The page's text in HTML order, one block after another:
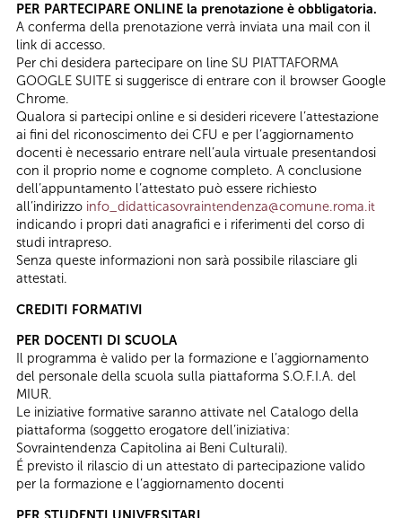
PER PARTECIPARE ONLINE la prenotazione è obbligatoria.
A conferma della prenotazione verrà inviata una mail con il
link di accesso.
Per chi desidera partecipare on line SU PIATTAFORMA
GOOGLE SUITE si suggerisce di entrare con il browser Google
Chrome.
Qualora si partecipi online e si desideri ricevere l’attestazione
ai fini del riconoscimento dei CFU e per l’aggiornamento
docenti è necessario entrare nell’aula virtuale presentandosi
con il proprio nome e cognome completo. A conclusione
dell’appuntamento l’attestato può essere richiesto
all’indirizzo info_didatticasovraintendenza@comune.roma.it
indicando i propri dati anagrafici e i riferimenti del corso di
studi intrapreso.
Senza queste informazioni non sarà possibile rilasciare gli
attestati.
CREDITI FORMATIVI
PER DOCENTI DI SCUOLA
Il programma è valido per la formazione e l’aggiornamento
del personale della scuola sulla piattaforma S.O.F.I.A. del
MIUR.
Le iniziative formative saranno attivate nel Catalogo della
piattaforma (soggetto erogatore dell’iniziativa:
Sovraintendenza Capitolina ai Beni Culturali).
É previsto il rilascio di un attestato di partecipazione valido
per la formazione e l’aggiornamento docenti